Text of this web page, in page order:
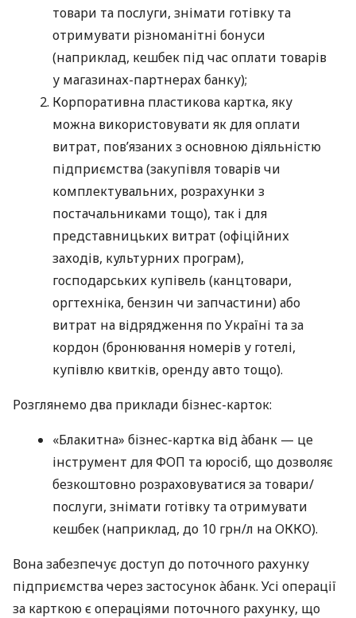
товари та послуги, знімати готівку та
отримувати різноманітні бонуси
(наприклад, кешбек під час оплати товарів
у магазинах-партнерах банку);
Корпоративна пластикова картка, яку
можна використовувати як для оплати
витрат, пов’язаних з основною діяльністю
підприємства (закупівля товарів чи
комплектувальних, розрахунки з
постачальниками тощо), так і для
представницьких витрат (офіційних
заходів, культурних програм),
господарських купівель (канцтовари,
оргтехніка, бензин чи запчастини) або
витрат на відрядження по Україні та за
кордон (бронювання номерів у готелі,
купівлю квитків, оренду авто тощо).
Розглянемо два приклади бізнес-карток:
«Блакитна» бізнес-картка від àбанк — це
інструмент для ФОП та юросіб, що дозволяє
безкоштовно розраховуватися за товари/
послуги, знімати готівку та отримувати
кешбек (наприклад, до 10 грн/л на ОККО).
Вона забезпечує доступ до поточного рахунку
підприємства через застосунок àбанк. Усі операції
за карткою є операціями поточного рахунку, що